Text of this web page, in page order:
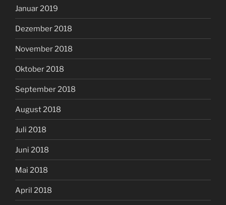
Januar 2019
Dezember 2018
November 2018
Oktober 2018
September 2018
August 2018
Juli 2018
Juni 2018
Mai 2018
April 2018